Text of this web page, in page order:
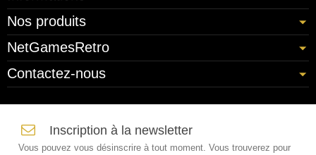
Nos produits
NetGamesRetro
Contactez-nous
Inscription à la newsletter
Vous pouvez vous désinscrire à tout moment. Vous trouverez pour